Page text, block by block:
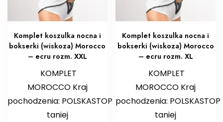
Komplet koszulka nocna i
bokserki (wiskoza) Morocco
– ecru rozm. XXL
KOMPLET
MOROCCO Kraj
pochodzenia: POLSKASTOP
taniej
Komplet koszulka nocna i
bokserki (wiskoza) Morocco
– ecru rozm. XL
KOMPLET
MOROCCO Kraj
pochodzenia: POLSKASTOP
taniej